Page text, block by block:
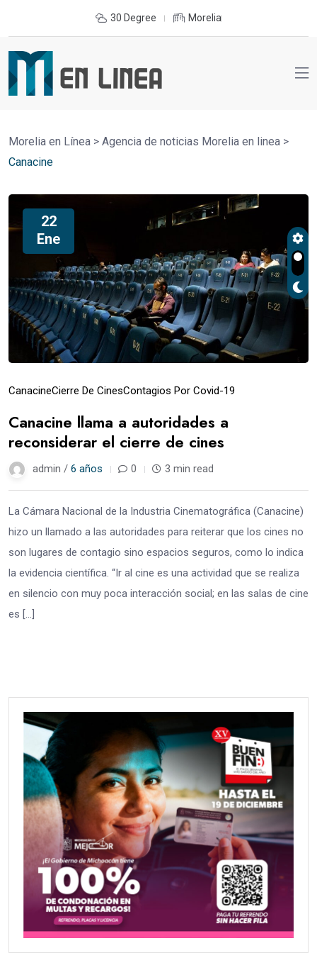
30 Degree Morelia
Morelia en Línea > Agencia de noticias Morelia en linea >
Canacine
22
Ene
CanacineCierre De CinesContagios Por Covid-19
Canacine llama a autoridades a
reconsiderar el cierre de cines
admin / 6 años 0 3 min read
La Cámara Nacional de la Industria Cinematográfica (Canacine)
hizo un llamado a las autoridades para reiterar que los cines no
son lugares de contagio sino espacios seguros, como lo indica
la evidencia científica. “Ir al cine es una actividad que se realiza
en silencio con muy poca interacción social; en las salas de cine
es […]